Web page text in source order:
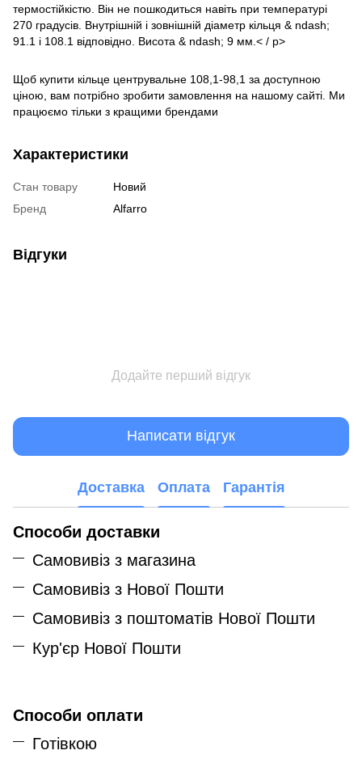
термостійкістю. Він не пошкодиться навіть при температурі
270 градусів. Внутрішній і зовнішній діаметр кільця & ndash;
91.1 і 108.1 відповідно. Висота & ndash; 9 мм.< / p>
Щоб купити кільце центрувальне 108,1-98,1 за доступною
ціною, вам потрібно зробити замовлення на нашому сайті. Ми
працюємо тільки з кращими брендами
Характеристики
Стан товару
Новий
Бренд
Alfarro
Відгуки
Додайте перший відгук
Написати відгук
Доставка Оплата Гарантія
Способи доставки
Самовивіз з магазина
Самовивіз з Нової Пошти
Самовивіз з поштоматів Нової Пошти
Кур'єр Нової Пошти
Способи оплати
Готівкою